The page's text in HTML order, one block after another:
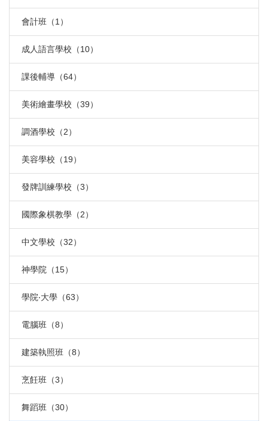
會計班（1）
成人語言學校（10）
課後輔導（64）
美術繪畫學校（39）
調酒學校（2）
美容學校（19）
發牌訓練學校（3）
國際象棋教學（2）
中文學校（32）
神學院（15）
學院‧大學（63）
電腦班（8）
建築執照班（8）
烹飪班（3）
舞蹈班（30）